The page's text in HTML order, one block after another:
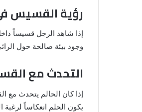
رؤية القسيس
إذا شاهد الرجل قسيساً
وجود بيئة صالحة حول
التحدث مع
إذا كان الحالم يتحدث مع
يكون الحلم انعكاساً لرغبة